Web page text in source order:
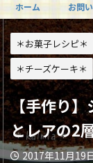
ホーム お問
＊お菓子レシピ＊
＊チーズケーキ＊
【手作り】
とレアの2
2017年11月19